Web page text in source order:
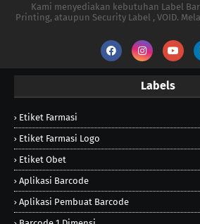
Kami menyediakan kebutuhan Label
Printing, ataupun Security Label , VOID.
Labels
Etiket Farmasi
Etiket Farmasi Logo
Etiket Obet
Aplikasi Barcode
Aplikasi Pembuat Barcode